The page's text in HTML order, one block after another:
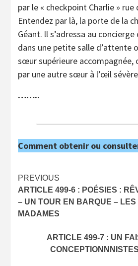
par le « checkpoint Charlie » rue
Entendez par là, la porte de la
Géant. ll s’adressa au
dans une petite salle d’attente
sœur supérieure accompagnée,
par une autre sœur à l’œil
……..
Comment obtenir ou
Post
navigation
PREVIOUS
ARTICLE 499-6 : POÉSIES :
– UN TOUR EN BARQUE – LES
MADAMES
ARTICLE 499-7 : UN